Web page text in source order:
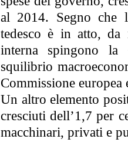
al 2014. Segno che
tedesco è in atto, da
interna spingono la
squilibrio
Commissione
Un altro elemento
cresciuti dell’1,7 per
macchinari, privati e